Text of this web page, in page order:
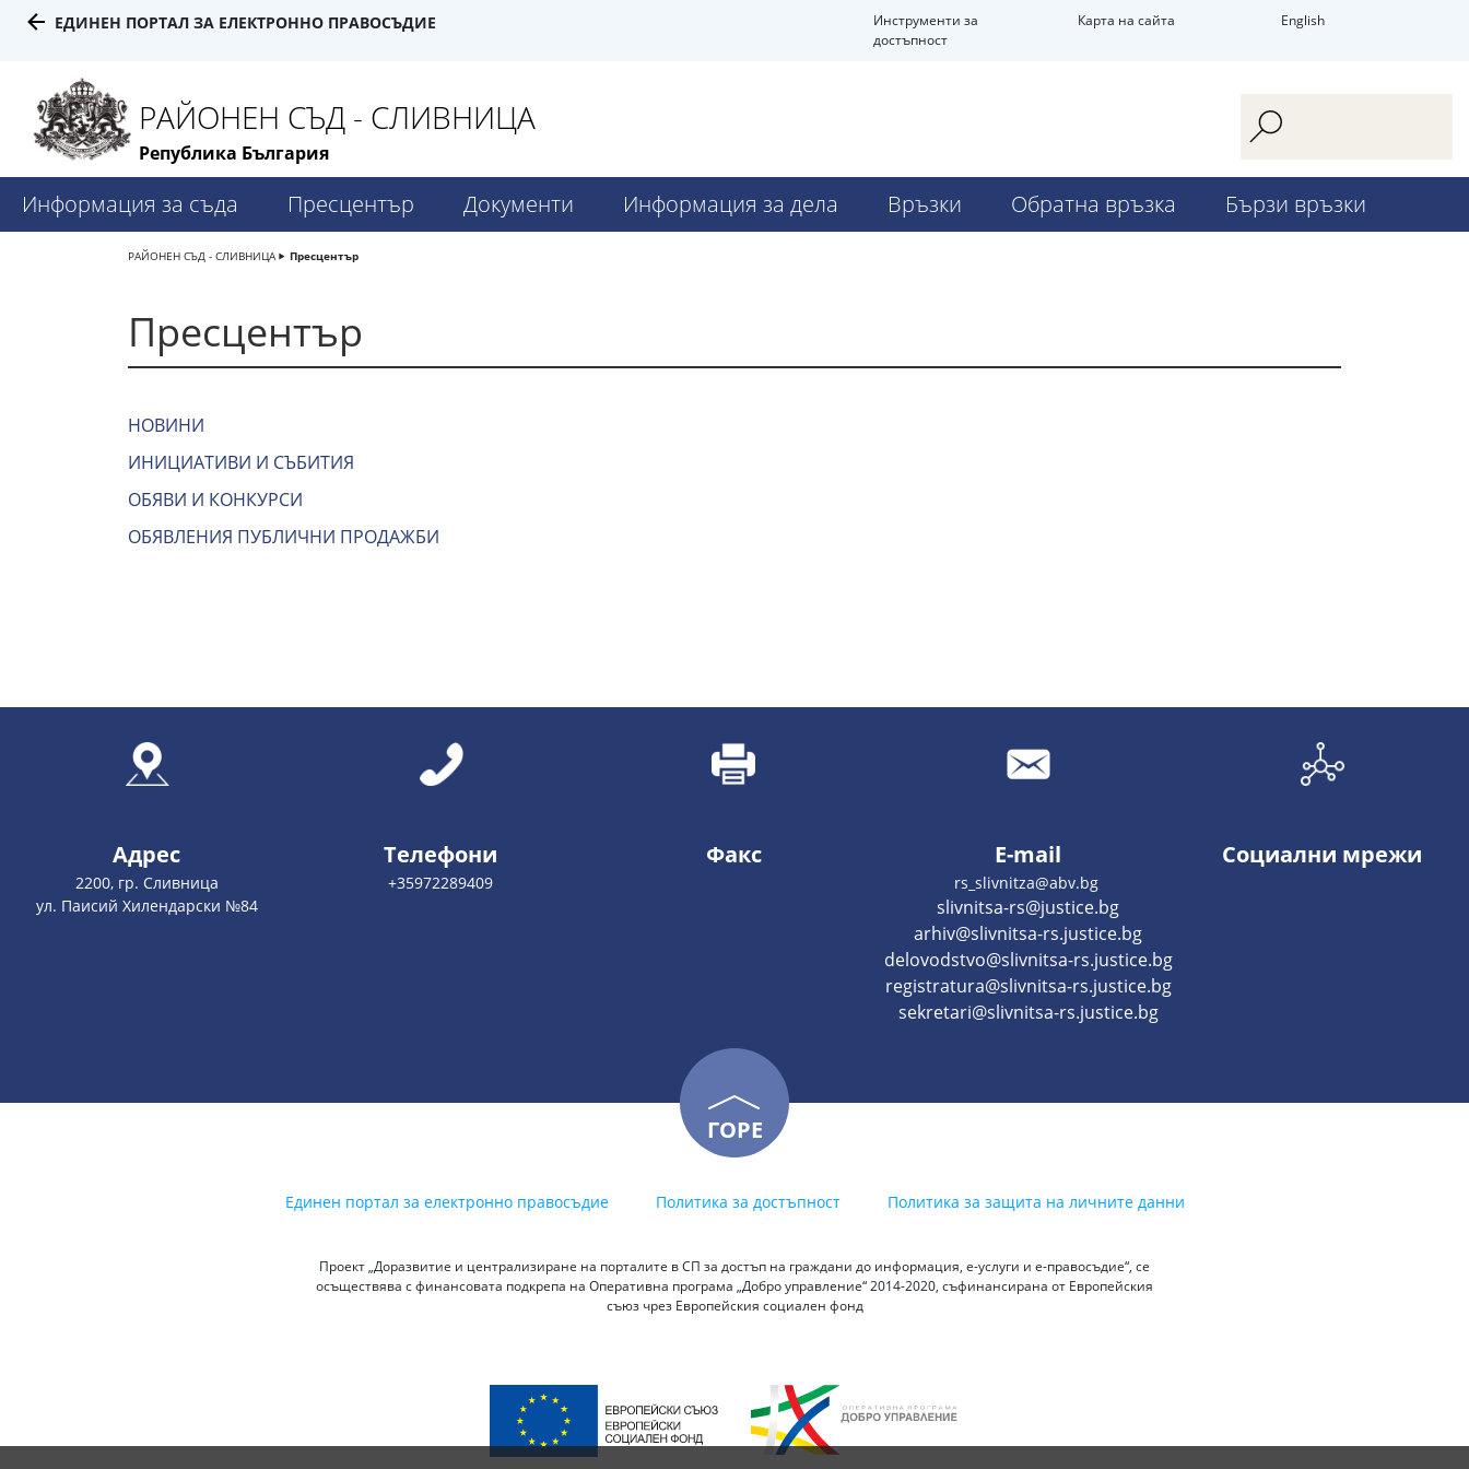
ЕДИНЕН ПОРТАЛ ЗА ЕЛЕКТРОННО ПРАВОСЪДИЕ
Инструменти за
достъпност
Карта на сайта English
РАЙОНЕН СЪД - СЛИВНИЦА
Република България
Информация за съда Пресцентър Документи Информация за дела Връзки Обратна връзка Бързи връзки
РАЙОНЕН СЪД - СЛИВНИЦА Пресцентър
Пресцентър
НОВИНИ
ИНИЦИАТИВИ И СЪБИТИЯ
ОБЯВИ И КОНКУРСИ
ОБЯВЛЕНИЯ ПУБЛИЧНИ ПРОДАЖБИ
Адрес
2200, гр. Сливница
ул. Паисий Хилендарски №84
Телефони
+35972289409
Факс E-mail
rs_slivnitza@abv.bg
slivnitsa-rs@justice.bg
arhiv@slivnitsa-rs.justice.bg
delovodstvo@slivnitsa-rs.justice.bg
registratura@slivnitsa-rs.justice.bg
sekretari@slivnitsa-rs.justice.bg
Социални мрежи
ГОРЕ
Единен портал за електронно правосъдие Политика за достъпност Политика за защита на личните данни
Проект „Доразвитие и централизиране на порталите в СП за достъп на граждани до информация, е-услуги и е-правосъдие“, се
осъществява с финансовата подкрепа на Оперативна програма „Добро управление“ 2014-2020, съфинансирана от Европейския
съюз чрез Европейския социален фонд